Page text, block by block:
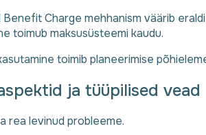
Benefit Charge mehhanism väärib
toimub maksusüsteemi kaudu.
toimib planeerimise
ja tüüpilised vead
rea levinud probleeme.